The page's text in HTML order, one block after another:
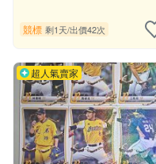
競標 剩1天/出價42次
超人氣賣家